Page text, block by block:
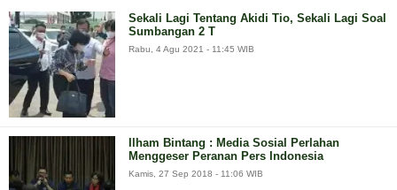
Sekali Lagi Tentang Akidi Tio, Sekali Lagi Soal
Sumbangan 2 T
Rabu, 4 Agu 2021 - 11:45 WIB
Ilham Bintang : Media Sosial Perlahan
Menggeser Peranan Pers Indonesia
Kamis, 27 Sep 2018 - 11:06 WIB